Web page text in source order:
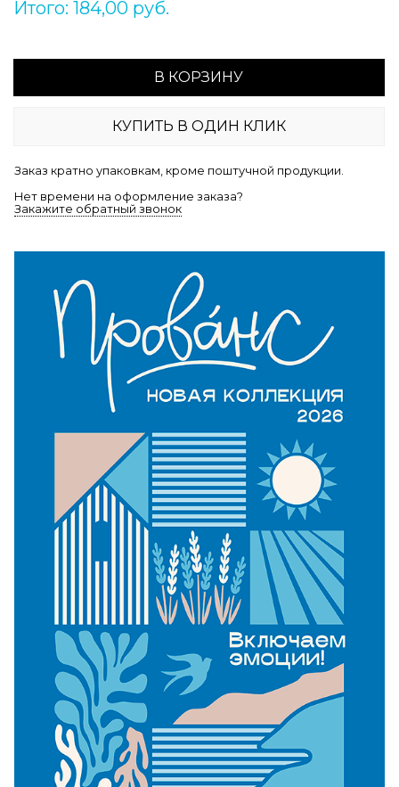
Итого: 184,00 руб.
В КОРЗИНУ
КУПИТЬ В ОДИН КЛИК
Заказ кратно упаковкам, кроме поштучной продукции.
Нет времени на оформление заказа?
Закажите обратный звонок